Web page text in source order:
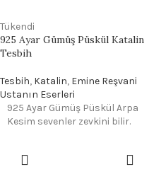
Tükendi
925 Ayar Gümüş Püskül Katalin
Tesbih
Tesbih, Katalin, Emine Reşvani
Ustanın Eserleri
925 Ayar Gümüş Püskül Arpa
Kesim sevenler zevkini bilir.